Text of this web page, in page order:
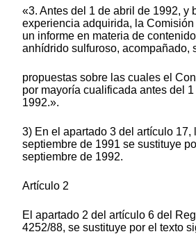
«3. Antes del 1 de abril de 1992, y
experiencia adquirida, la
un informe en materia de
anhídrido sulfuroso, acompañado,
propuestas sobre las cuales el
por mayoría cualificada antes del
1992.».
3) En el apartado 3 del artículo 17,
septiembre de 1991 se sustituye
septiembre de 1992.
Artículo 2
El apartado 2 del artículo 6 del
4252/88, se sustituye por el texto